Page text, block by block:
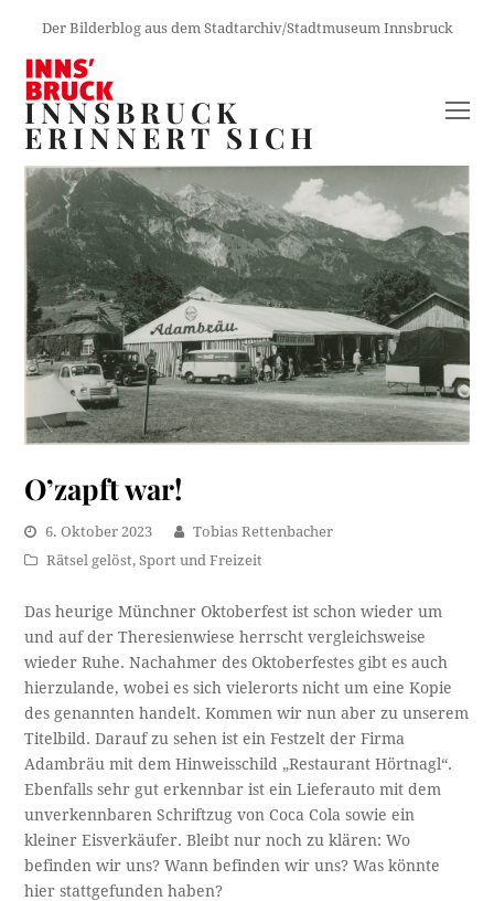
Der Bilderblog aus dem Stadtarchiv/Stadtmuseum Innsbruck
INNSBRUCK
ERINNERT SICH
O’zapft war!
6. Oktober 2023
Tobias Rettenbacher
Rätsel gelöst,Sport und Freizeit
Das heurige Münchner Oktoberfest ist schon wieder um
und auf der Theresienwiese herrscht vergleichsweise
wieder Ruhe. Nachahmer des Oktoberfestes gibt es auch
hierzulande, wobei es sich vielerorts nicht um eine Kopie
des genannten handelt. Kommen wir nun aber zu unserem
Titelbild. Darauf zu sehen ist ein Festzelt der Firma
Adambräu mit dem Hinweisschild „Restaurant Hörtnagl“.
Ebenfalls sehr gut erkennbar ist ein Lieferauto mit dem
unverkennbaren Schriftzug von Coca Cola sowie ein
kleiner Eisverkäufer. Bleibt nur noch zu klären: Wo
befinden wir uns? Wann befinden wir uns? Was könnte
hier stattgefunden haben?